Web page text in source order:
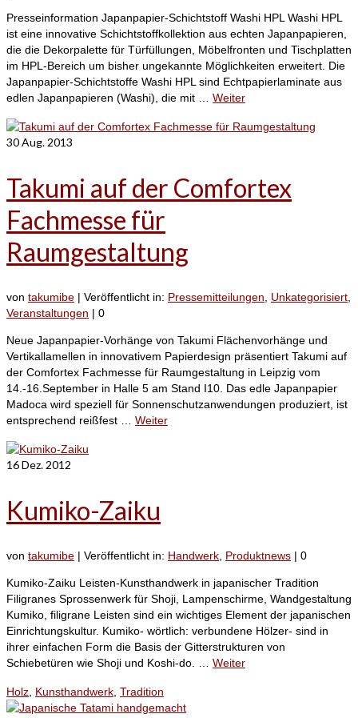
Presseinformation Japanpapier-Schichtstoff Washi HPL Washi HPL
ist eine innovative Schichtstoffkollektion aus echten Japanpapieren,
die die Dekorpalette für Türfüllungen, Möbelfronten und Tischplatten
im HPL-Bereich um bisher ungekannte Möglichkeiten erweitert. Die
Japanpapier-Schichtstoffe Washi HPL sind Echtpapierlaminate aus
edlen Japanpapieren (Washi), die mit … Weiter
30Aug. 2013
Takumi auf der Comfortex
Fachmesse für
Raumgestaltung
von takumibe | Veröffentlicht in: Pressemitteilungen Unkategorisiert
Veranstaltungen | 0
Neue Japanpapier-Vorhänge von Takumi Flächenvorhänge und
Vertikallamellen in innovativem Papierdesign präsentiert Takumi auf
der Comfortex Fachmesse für Raumgestaltung in Leipzig vom
14.-16.September in Halle 5 am Stand I10. Das edle Japanpapier
Madoca wird speziell für Sonnenschutzanwendungen produziert, ist
entsprechend reißfest … Weiter
16Dez. 2012
Kumiko-Zaiku
von takumibe | Veröffentlicht in: Handwerk, Produktnews | 0
Kumiko-Zaiku Leisten-Kunsthandwerk in japanischer Tradition
Filigranes Sprossenwerk für Shoji, Lampenschirme, Wandgestaltung
Kumiko, filigrane Leisten sind ein wichtiges Element der japanischen
Einrichtungskultur. Kumiko- wörtlich: verbundene Hölzer- sind in
ihrer einfachen Form die Basis der Gitterstrukturen von
Schiebetüren wie Shoji und Koshi-do. … Weiter
Holz, Kunsthandwerk, Tradition